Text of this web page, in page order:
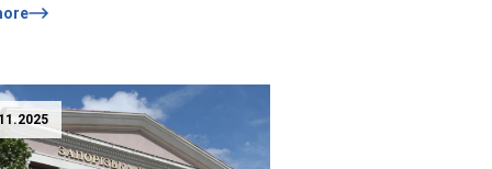
ще одна знакова подія! Студент
Європи 2025 року Роман Щипков
власний Запорожець Black Fire
Таврію 11026, […]